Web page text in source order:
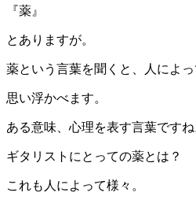
『薬』
とありますが。
薬という言葉を聞くと、人によ
思い浮かべます。
ある意味、心理を表す言葉ですね
ギタリストにとっての薬とは？
これも人によって様々。